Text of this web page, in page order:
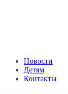
Новости
Детям
Контакты